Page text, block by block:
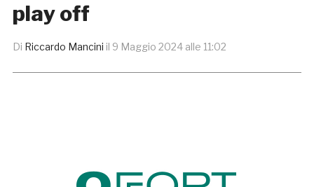
play off
Di Riccardo Mancini il 9 Maggio 2024 alle 11:02